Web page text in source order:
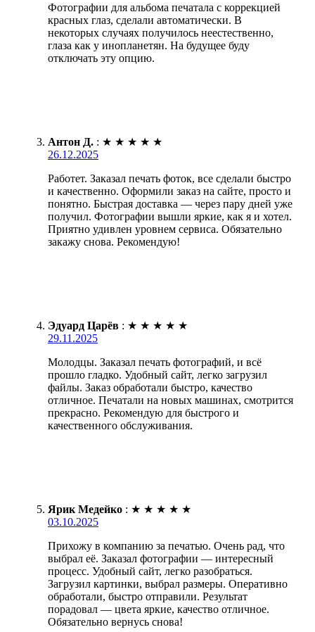
Фотографии для альбома печатала с коррекцией
красных глаз, сделали автоматически. В
некоторых случаях получилось неестественно,
глаза как у инопланетян. На будущее буду
отключать эту опцию.
Антон Д. : ★ ★ ★ ★ ★
26.12.2025
Работет. Заказал печать фоток, все сделали быстро
и качественно. Оформили заказ на сайте, просто и
понятно. Быстрая доставка — через пару дней уже
получил. Фотографии вышли яркие, как я и хотел.
Приятно удивлен уровнем сервиса. Обязательно
закажу снова. Рекомендую!
Эдуард Царёв : ★ ★ ★ ★ ★
29.11.2025
Молодцы. Заказал печать фотографий, и всё
прошло гладко. Удобный сайт, легко загрузил
файлы. Заказ обработали быстро, качество
отличное. Печатали на новых машинах, смотрится
прекрасно. Рекомендую для быстрого и
качественного обслуживания.
Ярик Медейко : ★ ★ ★ ★ ★
03.10.2025
Прихожу в компанию за печатью. Очень рад, что
выбрал её. Заказал фотографии — интересный
процесс. Удобный сайт, легко разобраться.
Загрузил картинки, выбрал размеры. Оперативно
обработали, быстро отправили. Результат
порадовал — цвета яркие, качество отличное.
Обязательно вернусь снова!